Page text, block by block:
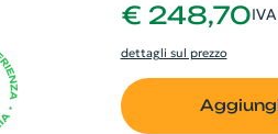
€ 248,70
dettagli sul prezzo